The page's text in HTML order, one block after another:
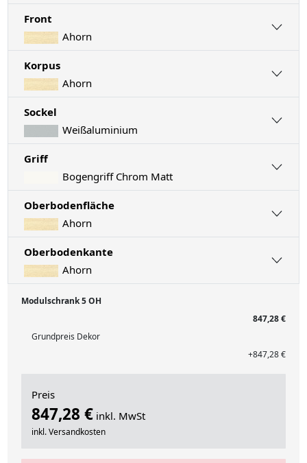
Front
Ahorn
Korpus
Ahorn
Sockel
Weißaluminium
Griff
Bogengriff Chrom Matt
Oberbodenfläche
Ahorn
Oberbodenkante
Ahorn
Modulschrank 5 OH
847,28 €
Grundpreis Dekor
+847,28 €
Preis
847,28 € inkl. MwSt
inkl. Versandkosten